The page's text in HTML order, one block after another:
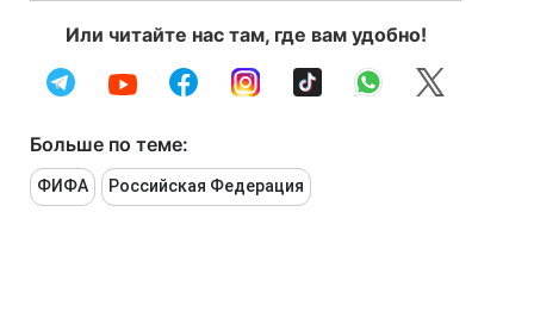
Или читайте нас там, где вам удобно!
Больше по теме:
ФИФА Российская Федерация